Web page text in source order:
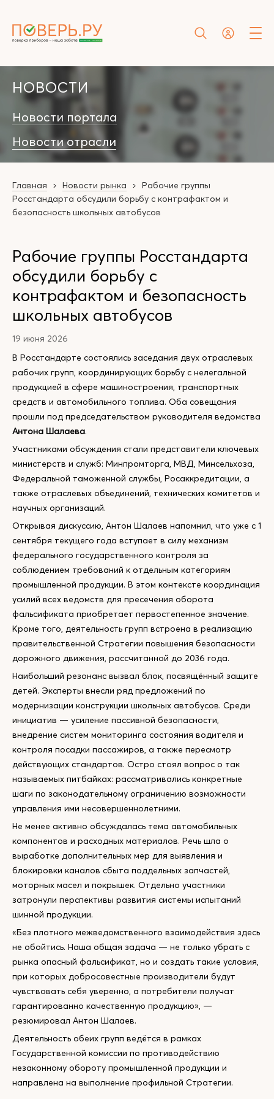
НОВОСТИ
Новости портала
Новости отрасли
Главная Новости рынка
Рабочие группы
Росстандарта обсудили борьбу с контрафактом и
безопасность школьных автобусов
Рабочие группы Росстандарта
обсудили борьбу с
контрафактом и безопасность
школьных автобусов
19 июня 2026
В Росстандарте состоялись заседания двух отраслевых
рабочих групп, координирующих борьбу с нелегальной
продукцией в сфере машиностроения, транспортных
средств и автомобильного топлива. Оба совещания
прошли под председательством руководителя ведомства
Антона Шалаева.
Участниками обсуждения стали представители ключевых
министерств и служб: Минпромторга, МВД, Минсельхоза,
Федеральной таможенной службы, Росаккредитации, а
также отраслевых объединений, технических комитетов и
научных организаций.
Открывая дискуссию, Антон Шалаев напомнил, что уже с 1
сентября текущего года вступает в силу механизм
федерального государственного контроля за
соблюдением требований к отдельным категориям
промышленной продукции. В этом контексте координация
усилий всех ведомств для пресечения оборота
фальсификата приобретает первостепенное значение.
Кроме того, деятельность групп встроена в реализацию
правительственной Стратегии повышения безопасности
дорожного движения, рассчитанной до 2036 года.
Наибольший резонанс вызвал блок, посвящённый защите
детей. Эксперты внесли ряд предложений по
модернизации конструкции школьных автобусов. Среди
инициатив — усиление пассивной безопасности,
внедрение систем мониторинга состояния водителя и
контроля посадки пассажиров, а также пересмотр
действующих стандартов. Остро стоял вопрос о так
называемых питбайках: рассматривались конкретные
шаги по законодательному ограничению возможности
управления ими несовершеннолетними.
Не менее активно обсуждалась тема автомобильных
компонентов и расходных материалов. Речь шла о
выработке дополнительных мер для выявления и
блокировки каналов сбыта поддельных запчастей,
моторных масел и покрышек. Отдельно участники
затронули перспективы развития системы испытаний
шинной продукции.
«Без плотного межведомственного взаимодействия здесь
не обойтись. Наша общая задача — не только убрать с
рынка опасный фальсификат, но и создать такие условия,
при которых добросовестные производители будут
чувствовать себя уверенно, а потребители получат
гарантированно качественную продукцию», —
резюмировал Антон Шалаев.
Деятельность обеих групп ведётся в рамках
Государственной комиссии по противодействию
незаконному обороту промышленной продукции и
направлена на выполнение профильной Стратегии.